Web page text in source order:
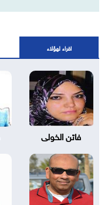
اقراء لهؤلاء
فاتن الخولى